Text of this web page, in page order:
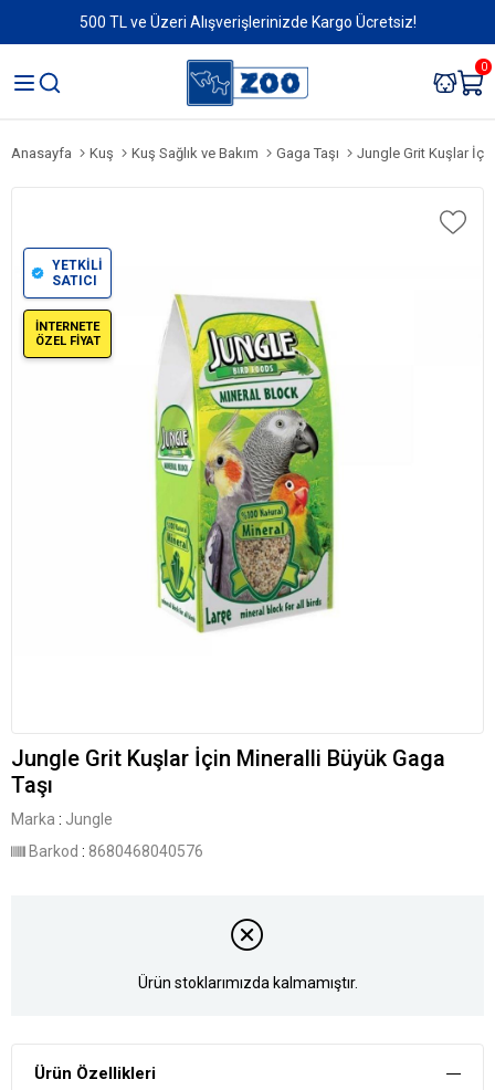
500 TL ve Üzeri Alışverişlerinizde Kargo Ücretsiz!
0
Anasayfa Kuş Kuş Sağlık ve Bakım Gaga Taşı Jungle Grit Kuşlar
YETKİLİ
SATICI
İNTERNETE
ÖZEL FİYAT
Jungle Grit Kuşlar İçin Mineralli Büyük Gaga
Taşı
Marka : Jungle
Barkod : 8680468040576
Ürün stoklarımızda kalmamıştır.
Ürün Özellikleri